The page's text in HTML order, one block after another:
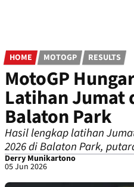
HOME MOTOGP RESULTS
MotoGP
Latihan Jumat
Balaton Park
Hasil lengkap latihan
2026 di Balaton Park,
Derry Munikartono
05 Jun 2026